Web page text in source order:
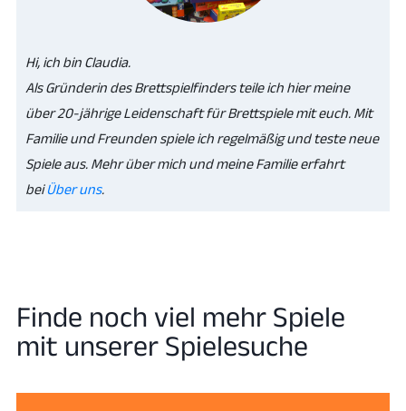
Hi, ich bin Claudia.
Als Gründerin des Brettspielfinders teile ich hier meine
über 20-jährige Leidenschaft für Brettspiele mit euch. Mit
Familie und Freunden spiele ich regelmäßig und teste neue
Spiele aus. Mehr über mich und meine Familie erfahrt
beiÜber uns.
Finde noch viel mehr Spiele
mit unserer Spielesuche